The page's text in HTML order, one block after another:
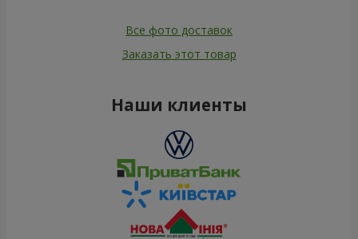
Все фото доставок
Заказать этот товар
Наши клиенты